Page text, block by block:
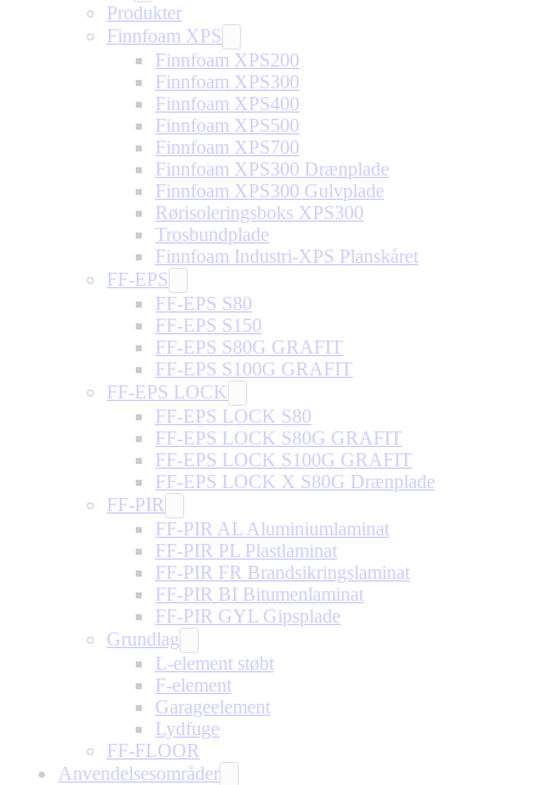
Produkter
Finnfoam XPS
Finnfoam XPS200
Finnfoam XPS300
Finnfoam XPS400
Finnfoam XPS500
Finnfoam XPS700
Finnfoam XPS300 Drænplade
Finnfoam XPS300 Gulvplade
Rørisoleringsboks XPS300
Trosbundplade
Finnfoam Industri-XPS Planskåret
FF-EPS
FF-EPS S80
FF-EPS S150
FF-EPS S80G GRAFIT
FF-EPS S100G GRAFIT
FF-EPS LOCK
FF-EPS LOCK S80
FF-EPS LOCK S80G GRAFIT
FF-EPS LOCK S100G GRAFIT
FF-EPS LOCK X S80G Drænplade
FF-PIR
FF-PIR AL Aluminiumlaminat
FF-PIR PL Plastlaminat
FF-PIR FR Brandsikringslaminat
FF-PIR BI Bitumenlaminat
FF-PIR GYL Gipsplade
Grundlag
L-element støbt
F-element
Garageelement
Lydfuge
FF-FLOOR
Anvendelsesområder